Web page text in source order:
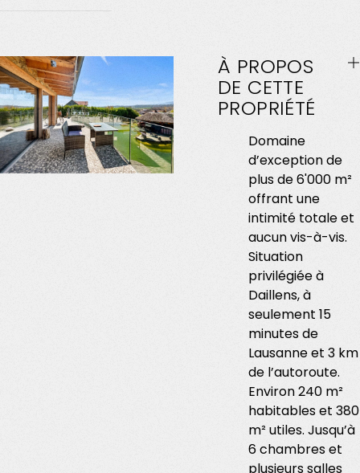
À PROPOS
DE CETTE
PROPRIÉTÉ
Domaine
d’exception de
plus de 6'000 m²
offrant une
intimité totale et
aucun vis-à-vis.
Situation
privilégiée à
Daillens, à
seulement 15
minutes de
Lausanne et 3 km
de l’autoroute.
Environ 240 m²
habitables et 380
m² utiles. Jusqu’à
6 chambres et
plusieurs salles